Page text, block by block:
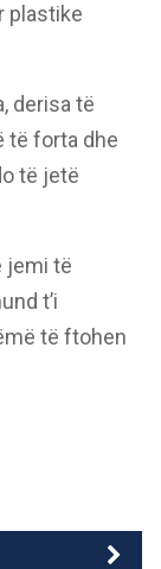
plastike
derisa të
të forta dhe
të jetë
jemi të
t’i
të ftohen